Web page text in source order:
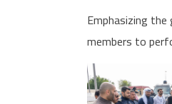
Emphasizing
members to